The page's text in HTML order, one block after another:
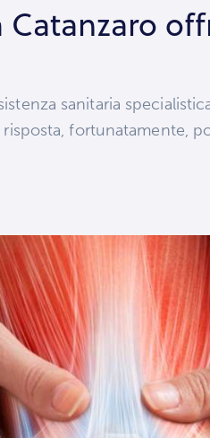
sanitaria
risposta, fortunatamente,